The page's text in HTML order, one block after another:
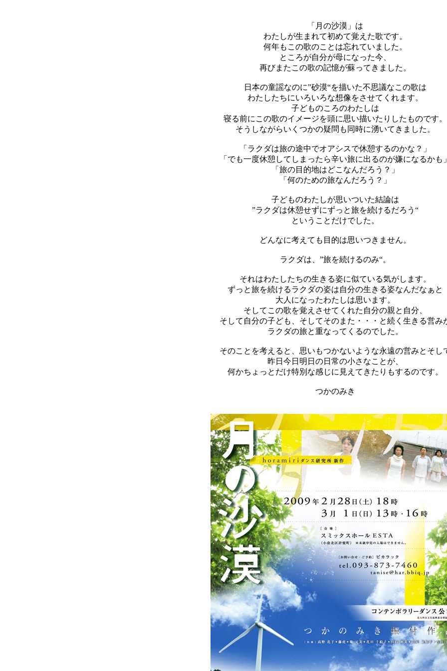
「月の沙漠」は
わたしが生まれて初めて覚えた歌です。
何年もこの歌のことは忘れていました。
ところが自分が母になった今、
再びまたこの歌の記憶が蘇ってきました。
日本の童謡なのに”砂漠“を描いた不思議なこの歌は
わたしたちにいろいろな想像をさせてくれます。
子どものころのわたしは
寝る前にこの歌のイメージを頭に思い描いたりしたものです。
そうしながらいくつかの疑問も同時に湧いてきました。
「ラクダは旅の途中でオアシスで休憩するのかな？」
「でも一度休憩してしまったら辛い旅に出るのが嫌になるかも
「旅の目的地はどこなんだろう？」
「何のための旅なんだろう？」
子どものわたしが思いついた結論は
”ラクダは休憩せずにずっと旅を続けるだろう“
ということだけでした。
どんなに考えても目的は思いつきません。
ラクダは、”旅を続けるのみ“。
それはわたしたちの生きる姿に似ている気がします。
ずっと旅を続けるラクダの姿は自分の生きる姿なんだなぁと
大人になったわたしは思います。
そしてこの歌を覚えさせてくれた自分の親と自分、
そして自分の子ども、そしてそのまた・・・と続く生きる営み
ラクダの旅と重なってくるのでした。
そのことを考えると、思いもつかないような永遠の営みとそし
昨日今日明日の日常の小さなことが、
何かちょっとだけ特別な感じに見えてきたりもするのです。
つかのみき